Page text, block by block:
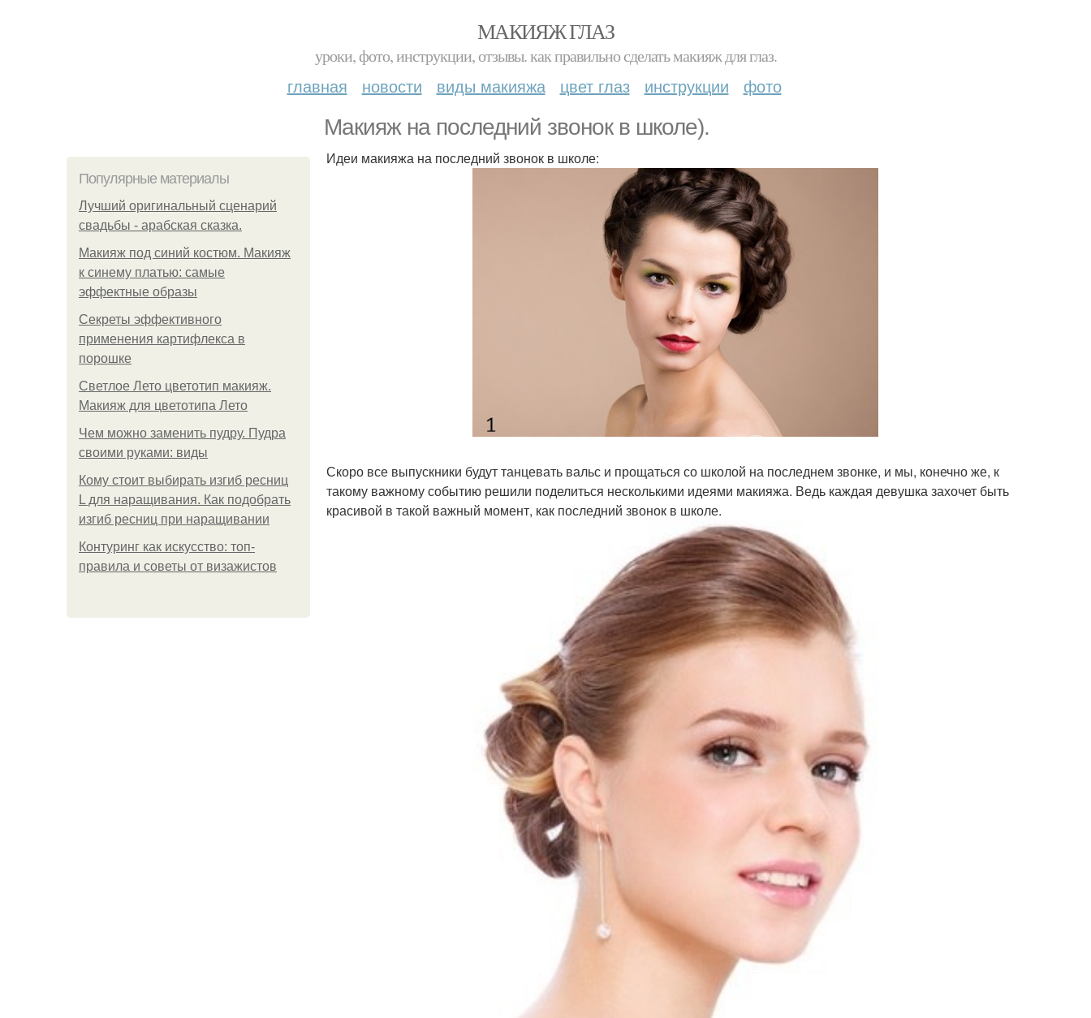
МАКИЯЖ ГЛАЗ
уроки, фото, инструкции, отзывы. как правильно сделать макияж для глаз.
главная новости виды макияжа цвет глаз инструкции фото
Макияж на последний звонок в школе).
Популярные материалы
Лучший оригинальный сценарий
свадьбы - арабская сказка.
Макияж под синий костюм. Макияж
к синему платью: самые
эффектные образы
Секреты эффективного
применения картифлекса в
порошке
Светлое Лето цветотип макияж.
Макияж для цветотипа Лето
Чем можно заменить пудру. Пудра
своими руками: виды
Кому стоит выбирать изгиб ресниц
L для наращивания. Как подобрать
изгиб ресниц при наращивании
Контуринг как искусство: топ-
правила и советы от визажистов
Идеи макияжа на последний звонок в школе:
Скоро все выпускники будут танцевать вальс и прощаться со школой на последнем звонке, и мы, конечно же, к
такому важному событию решили поделиться несколькими идеями макияжа. Ведь каждая девушка захочет быть
красивой в такой важный момент, как последний звонок в школе.